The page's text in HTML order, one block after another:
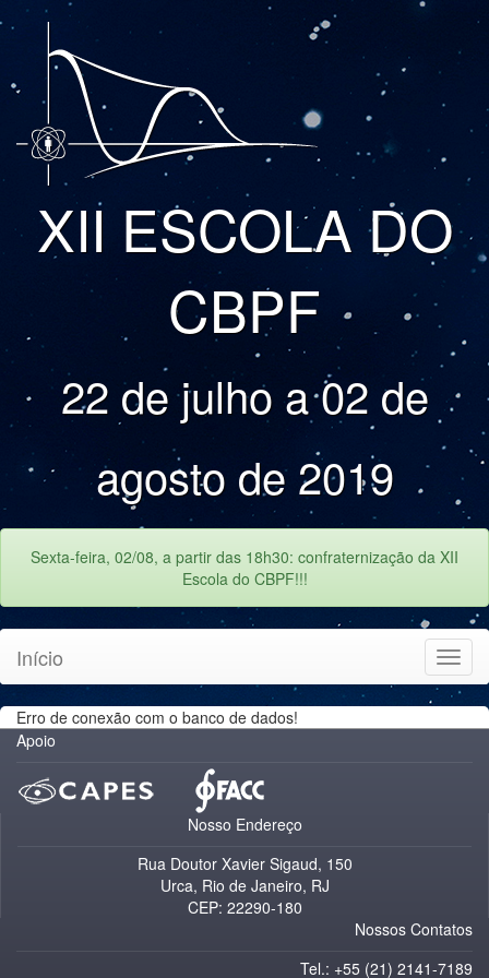
XII ESCOLA DO
CBPF
22 de julho a 02 de
agosto de 2019
Sexta-feira, 02/08, a partir das 18h30: confraternização da XII
Escola do CBPF!!!
Início
Erro de conexão com o banco de dados!
Apoio
Nosso Endereço
Rua Doutor Xavier Sigaud, 150
Urca, Rio de Janeiro, RJ
CEP: 22290-180
Nossos Contatos
Tel.: +55 (21) 2141-7189